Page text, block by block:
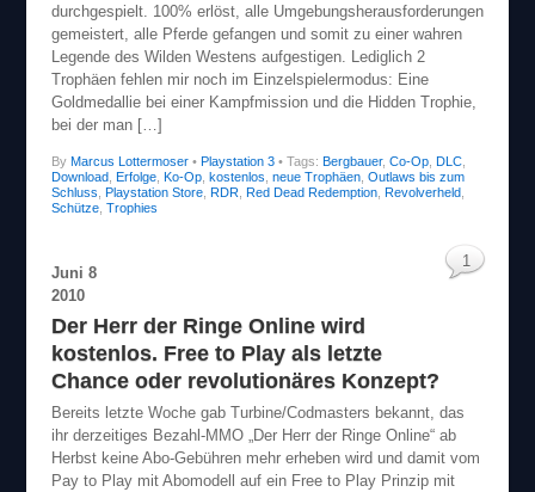
durchgespielt. 100% erlöst, alle Umgebungsherausforderungen
gemeistert, alle Pferde gefangen und somit zu einer wahren
Legende des Wilden Westens aufgestigen. Lediglich 2
Trophäen fehlen mir noch im Einzelspielermodus: Eine
Goldmedallie bei einer Kampfmission und die Hidden Trophie,
bei der man […]
By Marcus Lottermoser• Playstation 3 • Tags: Bergbauer, Co-Op, DLC,
Download, Erfolge, Ko-Op, kostenlos neue Trophäen, Outlaws bis zum
Schluss Playstation Store, RDR, Red Dead Redemption, Revolverheld,
Schütze, Trophies
Juni 8
2010
Der Herr der Ringe Online wird
kostenlos. Free to Play als letzte
Chance oder revolutionäres Konzept?
Bereits letzte Woche gab Turbine/Codmasters bekannt, das
ihr derzeitiges Bezahl-MMO „Der Herr der Ringe Online“ ab
Herbst keine Abo-Gebühren mehr erheben wird und damit vom
Pay to Play mit Abomodell auf ein Free to Play Prinzip mit
1